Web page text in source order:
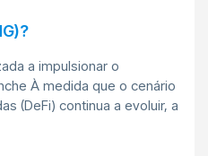
a impulsionar o
À medida que o cenário
(DeFi) continua a evoluir, a